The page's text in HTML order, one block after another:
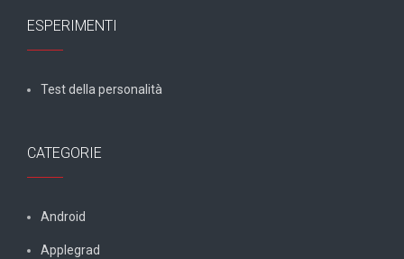
ESPERIMENTI
Test della personalità
CATEGORIE
Android
Applegrad